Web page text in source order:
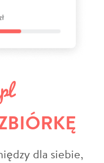
dla siebie,